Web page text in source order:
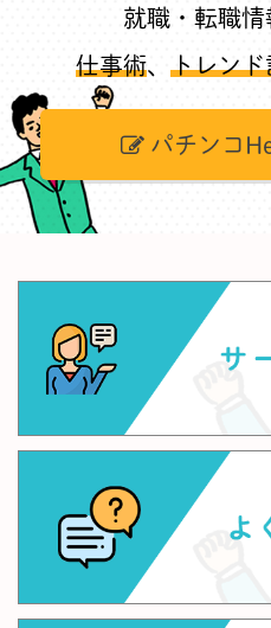
就職・転職情
仕事術、 トレンド
パチンコ